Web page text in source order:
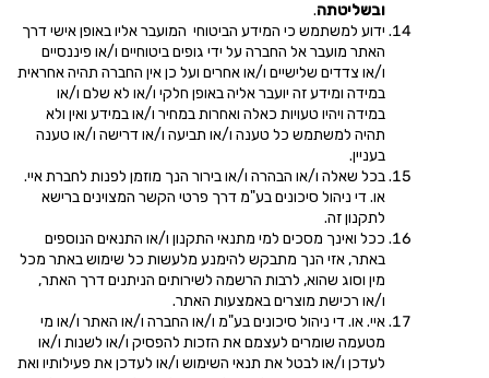
ובשליטתה.
ידוע למשתמש כי המידע הביטוחי המועבר אליו באופן אישי דרך
האתר מועבר אל החברה על ידי גופים ביטוחיים ו/או פיננסיים
ו/או צדדים שלישיים ו/או אחרים ועל כן אין החברה תהיה אחראית
במידה ומידע זה יועבר אליה באופן חלקי ו/או לא שלם ו/או
במידה ויהיו טעויות כאלה ואחרות במחיר ו/או במידע ואין ולא
תהיה למשתמש כל טענה ו/או תביעה ו/או דרישה ו/או טענה
בעניין.
בכל שאלה ו/או הבהרה ו/או בירור הנך מוזמן לפנות לחברת איי.
או. די ניהול סיכונים בע"מ דרך פרטי הקשר המצוינים ברישא
לתקנון זה.
ככל ואינך מסכים למי מתנאי התקנון ו/או התנאים הנוספים
באתר, אזי הנך מתבקש להימנע מלעשות כל שימוש באתר מכל
מין וסוג שהוא, לרבות הרשמה לשירותים הניתנים דרך האתר,
ו/או רכישת מוצרים באמצעות האתר.
איי. או. די ניהול סיכונים בע"מ ו/או החברה ו/או האתר ו/או מי
מטעמה שומרים לעצמם את הזכות להפסיק ו/או לשנות ו/או
לעדכן ו/או לבטל את תנאי השימוש ו/או לעדכן את פעילותיו ואת